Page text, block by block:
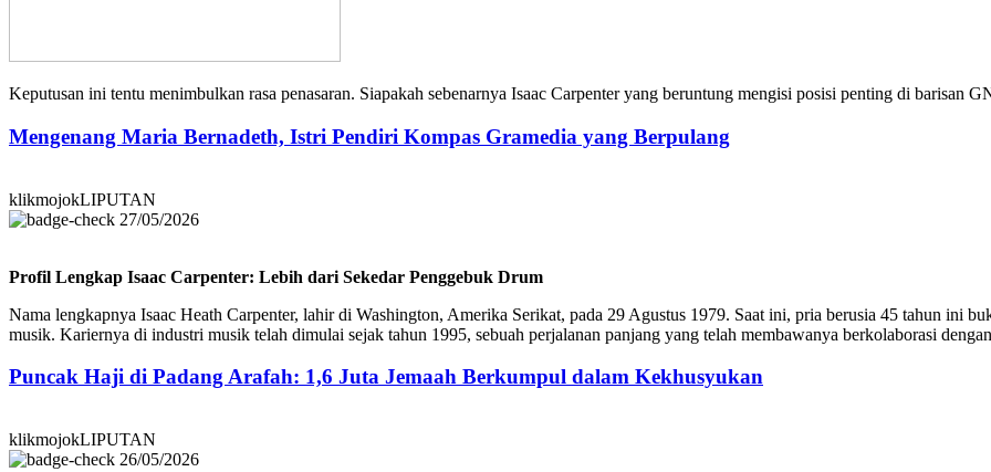
Keputusan ini tentu menimbulkan rasa penasaran. Siapakah sebenarnya Isaac Carpenter yang beruntung mengisi posisi penting di barisan
Mengenang Maria Bernadeth, Istri Pendiri Kompas Gramedia yang Berpulang
klikmojokLIPUTAN
27/05/2026
Profil Lengkap Isaac Carpenter: Lebih dari Sekedar Penggebuk Drum
Nama lengkapnya Isaac Heath Carpenter, lahir di Washington, Amerika Serikat, pada 29 Agustus 1979. Saat ini, pria berusia 45 tahun ini
musik. Kariernya di industri musik telah dimulai sejak tahun 1995, sebuah perjalanan panjang yang telah membawanya berkolaborasi
Puncak Haji di Padang Arafah: 1,6 Juta Jemaah Berkumpul dalam Kekhusyukan
klikmojokLIPUTAN
26/05/2026